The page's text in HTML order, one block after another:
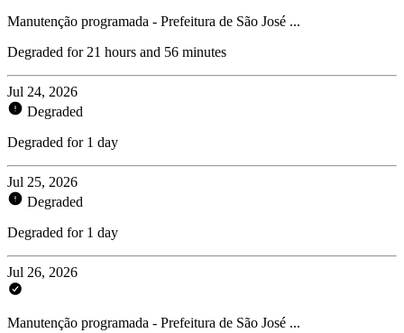
Manutenção programada - Prefeitura de São José ...
Degraded for 21 hours and 56 minutes
Jul 24, 2026
Degraded
Degraded for 1 day
Jul 25, 2026
Degraded
Degraded for 1 day
Jul 26, 2026
Manutenção programada - Prefeitura de São José ...